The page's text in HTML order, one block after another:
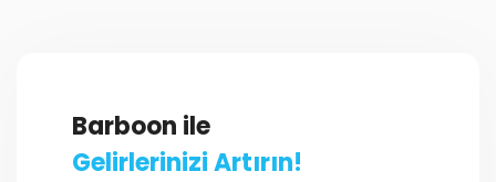
Barboon ile
Gelirlerinizi Artırın!